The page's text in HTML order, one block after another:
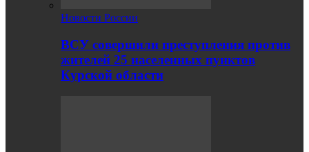
Новости России
ВСУ совершили преступления против
жителей 25 населенных пунктов
Курской области